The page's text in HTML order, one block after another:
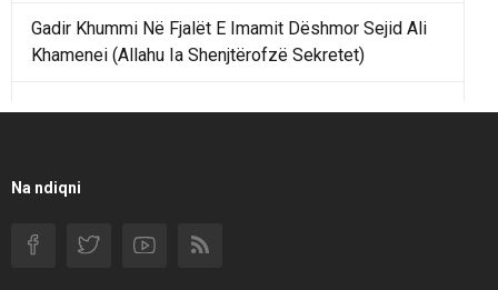
Gadir Khummi Në Fjalët E Imamit Dëshmor Sejid Ali
Khamenei (Allahu Ia Shenjtërofzë Sekretet)
Filmi I Shkurtër Iranian “Pasta Alfredo” Ka Udhëtuar
Na ndiqni